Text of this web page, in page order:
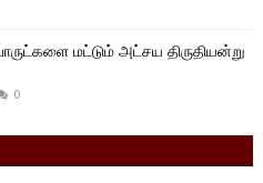
மட்டும் அட்சய திருதியன்று
0